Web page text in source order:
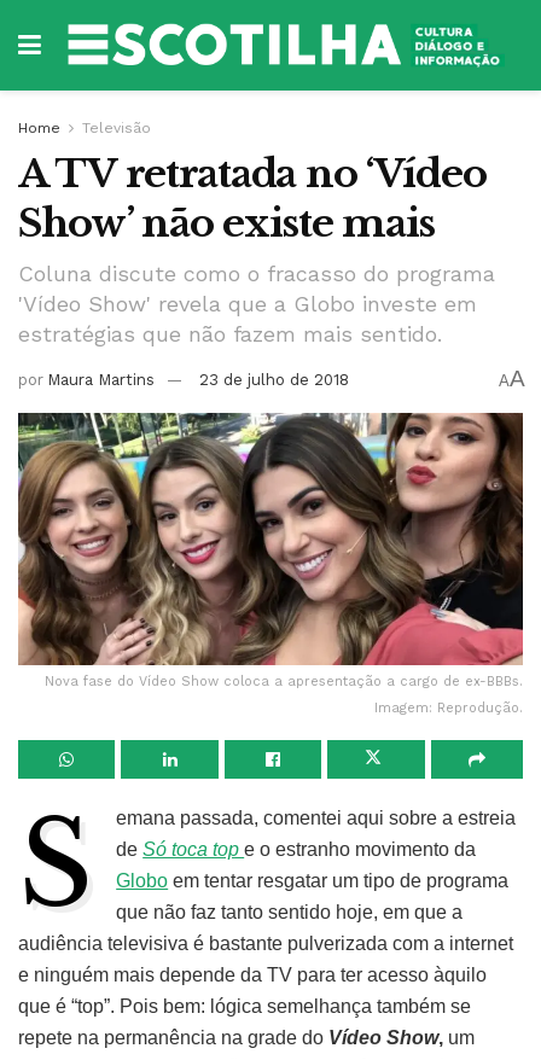
Home Televisão
A TV retratada no ‘Vídeo
Show’ não existe mais
Coluna discute como o fracasso do programa
'Vídeo Show' revela que a Globo investe em
estratégias que não fazem mais sentido.
por Maura Martins 23 de julho de 2018 AA
Nova fase do Vídeo Show coloca a apresentação a cargo de ex-BBBs.
Imagem: Reprodução.
S
emana passada, comentei aqui sobre a estreia
deSó toca tope o estranho movimento da
Globo em tentar resgatar um tipo de programa
que não faz tanto sentido hoje, em que a
audiência televisiva é bastante pulverizada com a internet
e ninguém mais depende da TV para ter acesso àquilo
que é “top”. Pois bem: lógica semelhança também se
repete na permanência na grade do Vídeo Show, um